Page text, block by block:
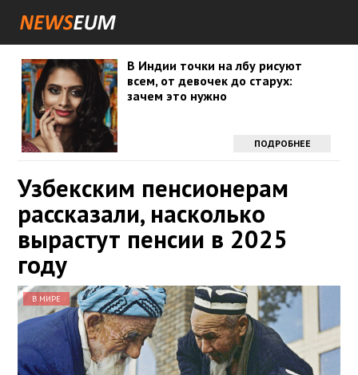
В Индии точки на лбу рисуют
всем, от девочек до старух:
зачем это нужно
ПОДРОБНЕЕ
Узбекским пенсионерам
рассказали, насколько
вырастут пенсии в 2025
году
В МИРЕ